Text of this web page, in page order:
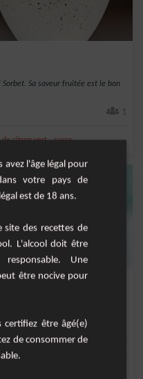
Sa saveur fruitée est le bon
1
de citron vert,sucre
avez l'âge légal pour
votre pays de
est de 18 ans.
site des recettes de
L'alcool doit être
Une
être nocive pour
certifiez être âgé(e)
de consommer de